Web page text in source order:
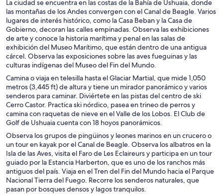
La ciudad se encuentra en las costas de la Bahía de Ushuaia, donde
las montañas de los Andes convergen con el Canal de Beagle. Varios
lugares de interés histórico, como la Casa Beban y la Casa de
Gobierno, decoran las calles empinadas. Observa las exhibiciones
de arte y conoce la historia marítima y penal en las salas de
exhibición del Museo Marítimo, que están dentro de una antigua
cárcel. Observa las exposiciones sobre las aves fueguinas y las
culturas indígenas del Museo del Fin del Mundo.
Camina o viaja en telesilla hasta el Glaciar Martial, que mide 1,050
metros (3,445 ft) de altura y tiene un mirador panorámico y varios
senderos para caminar. Diviértete en las pistas del centro de ski
Cerro Castor. Practica ski nórdico, pasea en trineo de perros y
camina con raquetas de nieve en el Valle de los Lobos. El Club de
Golf de Ushuaia cuenta con 18 hoyos panorámicos.
Observa los grupos de pingüinos y leones marinos en un crucero o
un tour en kayak por el Canal de Beagle. Observa los albatros en la
Isla de las Aves, visita el Faro de Les Eclaireurs y participa en un tour
guiado por la Estancia Harberton, que es uno de los ranchos más
antiguos del país. Viaja en el Tren del Fin del Mundo hacia el Parque
Nacional Tierra del Fuego. Recorre los senderos naturales, que
pasan por bosques densos y lagos tranquilos.